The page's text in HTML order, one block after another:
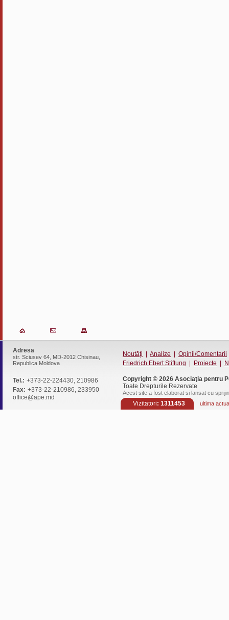
Adresa
str. Sciusev 64, MD-2012 Chisinau,
Republica Moldova
Tel.: +373-22-224430, 210986
Fax: +373-22-210986, 233950
office@ape.md
Noutăţi Analize Opinii/Comentarii
Friedrich Ebert Stiftung
Proiecte
Copyright © 2026 Asociaţia pentru
Toate Drepturile Rezervate
Acest site a fost elaborat si lansat cu
Vizitatori: 1311453 ultima